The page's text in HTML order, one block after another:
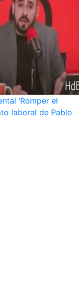
‘Romper el
laboral de Pablo